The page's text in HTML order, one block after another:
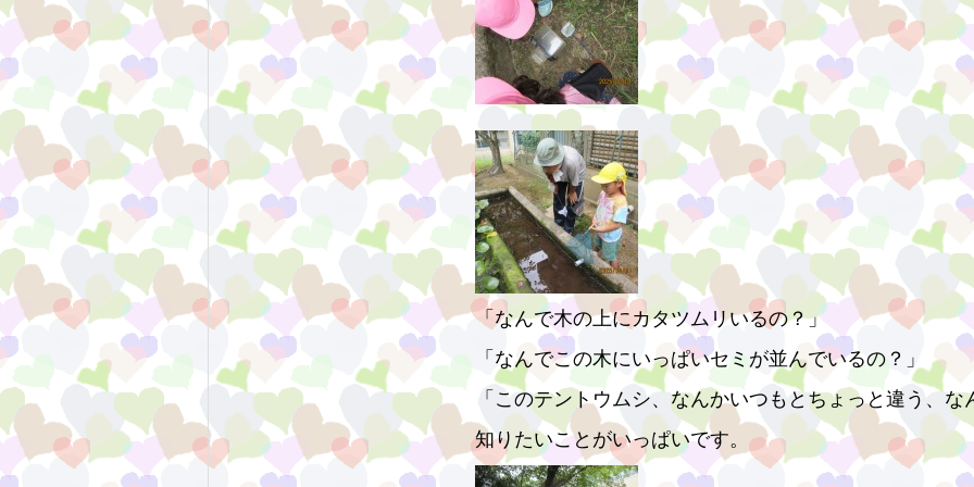
「なんで木の上にカタツムリいるの？」
「なんでこの木にいっぱいセミが並んでいるの？」
「このテントウムシ、なんかいつもとちょっと違う、な
知りたいことがいっぱいです。